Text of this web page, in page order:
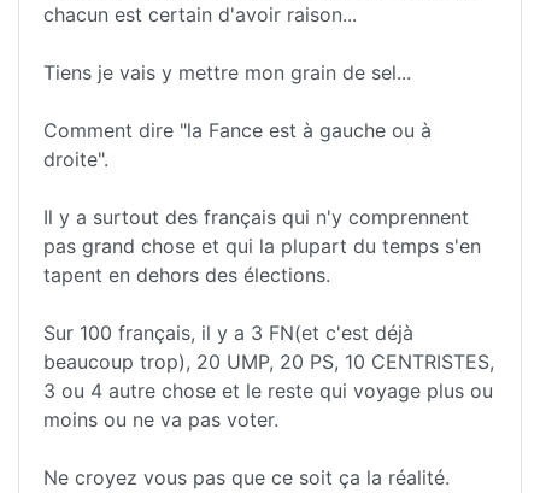
chacun est certain d'avoir raison...
Tiens je vais y mettre mon grain de sel...
Comment dire "la Fance est à gauche ou à
droite".
Il y a surtout des français qui n'y comprennent
pas grand chose et qui la plupart du temps s'en
tapent en dehors des élections.
Sur 100 français, il y a 3 FN(et c'est déjà
beaucoup trop), 20 UMP, 20 PS, 10 CENTRISTES,
3 ou 4 autre chose et le reste qui voyage plus ou
moins ou ne va pas voter.
Ne croyez vous pas que ce soit ça la réalité.